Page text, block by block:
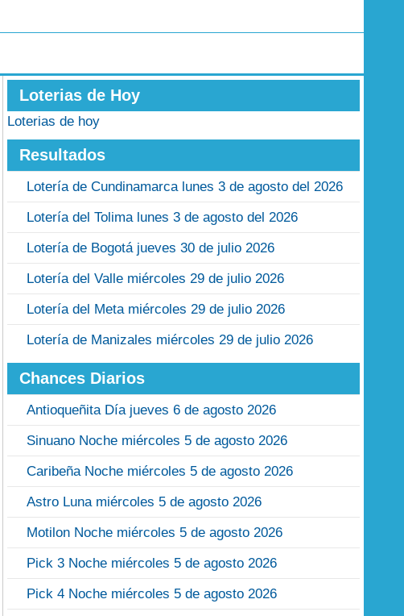
Loterias de Hoy
Loterias de hoy
Resultados
Lotería de Cundinamarca lunes 3 de agosto del 2026
Lotería del Tolima lunes 3 de agosto del 2026
Lotería de Bogotá jueves 30 de julio 2026
Lotería del Valle miércoles 29 de julio 2026
Lotería del Meta miércoles 29 de julio 2026
Lotería de Manizales miércoles 29 de julio 2026
Chances Diarios
Antioqueñita Día jueves 6 de agosto 2026
Sinuano Noche miércoles 5 de agosto 2026
Caribeña Noche miércoles 5 de agosto 2026
Astro Luna miércoles 5 de agosto 2026
Motilon Noche miércoles 5 de agosto 2026
Pick 3 Noche miércoles 5 de agosto 2026
Pick 4 Noche miércoles 5 de agosto 2026